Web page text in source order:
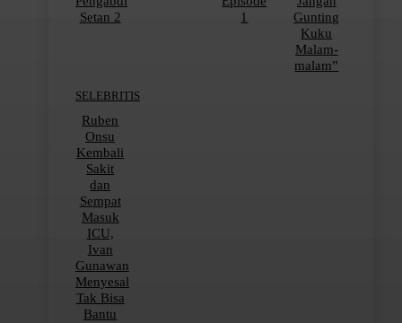
Setan 2
1
Gunting
Kuku
Malam-
malam”
SELEBRITIS
Ruben
Onsu
Kembali
Sakit
dan
Sempat
Masuk
ICU,
Ivan
Gunawan
Menyesal
Tak Bisa
Bantu